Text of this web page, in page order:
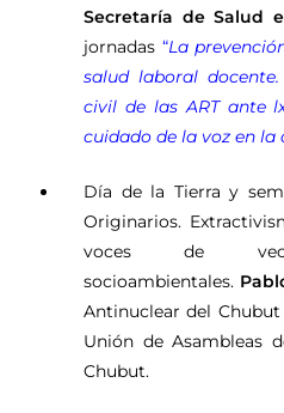
Secretaría de Salud
jornadas “La
salud laboral
civil de las ART ante
cuidado de la voz en la
Día de la Tierra y
Originarios.
voces de
socioambientales.
Antinuclear del
Unión de Asambleas
Chubut.